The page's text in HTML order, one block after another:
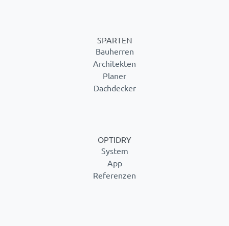
SPARTEN
Bauherren
Architekten
Planer
Dachdecker
OPTIDRY
System
App
Referenzen